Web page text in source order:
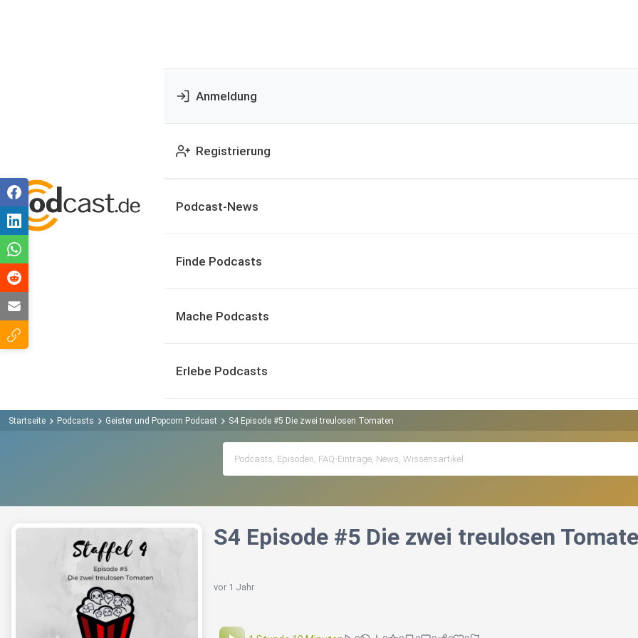
Anmeldung
Registrierung
Podcast-News
Finde Podcasts
Mache Podcasts
Erlebe Podcasts
Startseite Podcasts Geister und Popcorn Podcast S4 Episode #5 Die zwei treulosen Tomaten
S4 Episode #5 Die zwei treulosen
vor 1 Jahr